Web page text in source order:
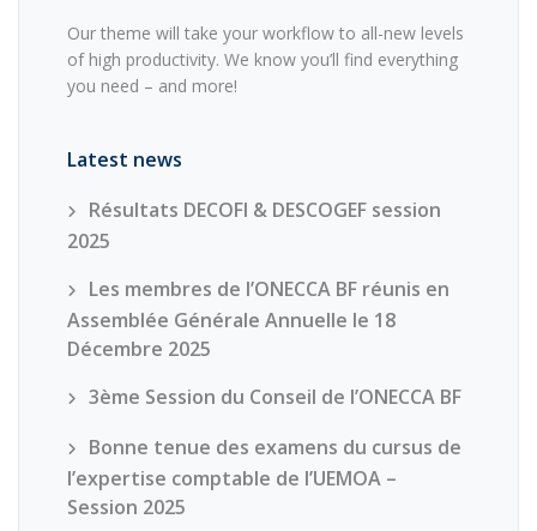
Our theme will take your workflow to all-new levels
of high productivity. We know you’ll find everything
you need – and more!
Latest news
Résultats DECOFI & DESCOGEF session
2025
Les membres de l’ONECCA BF réunis en
Assemblée Générale Annuelle le 18
Décembre 2025
3ème Session du Conseil de l’ONECCA BF
Bonne tenue des examens du cursus de
l’expertise comptable de l’UEMOA –
Session 2025